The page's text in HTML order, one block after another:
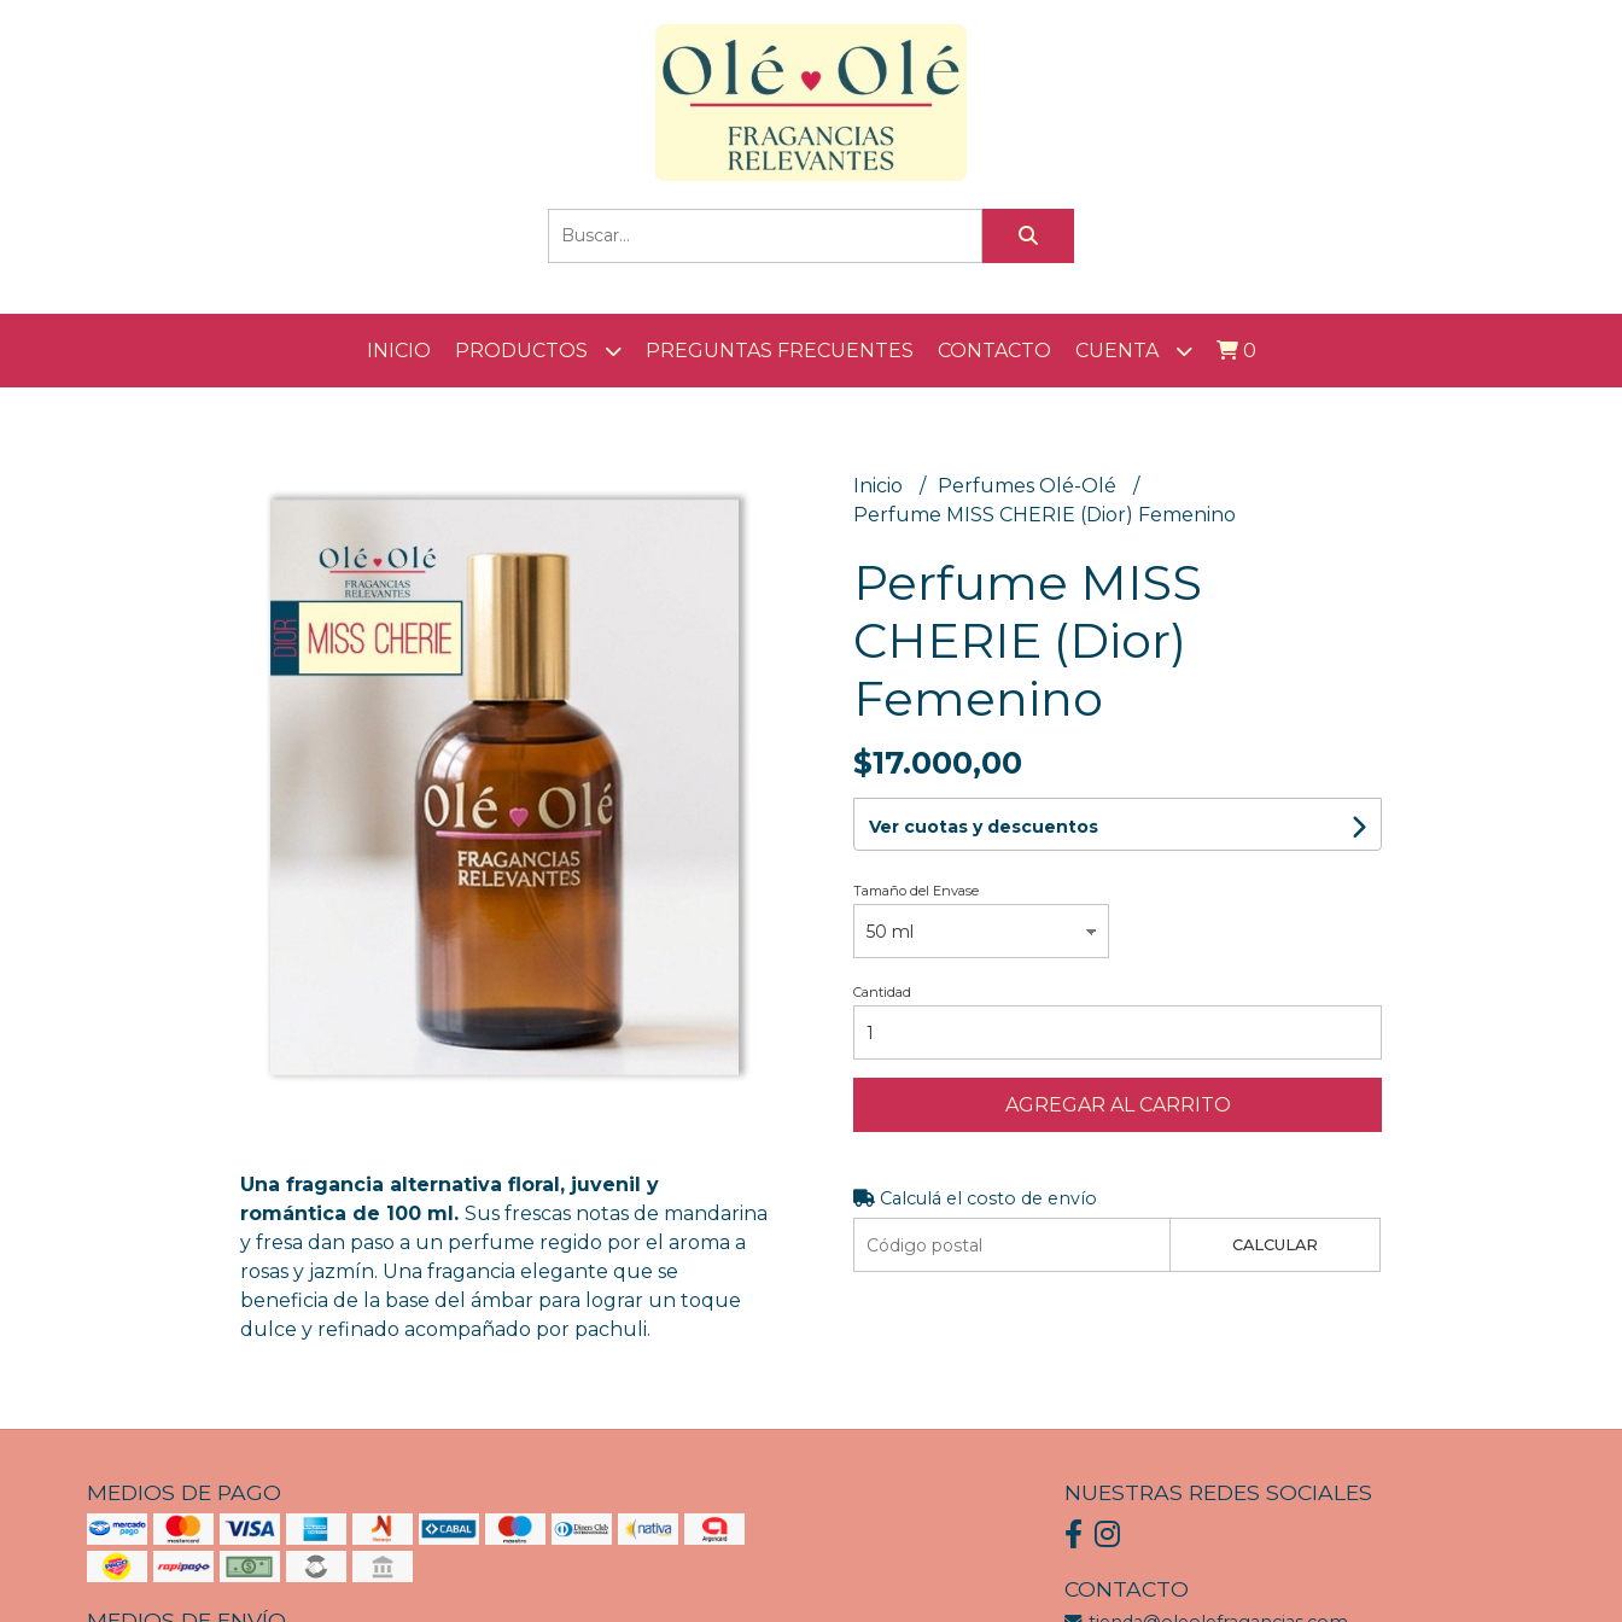
INICIO PRODUCTOS PREGUNTAS FRECUENTES CONTACTO CUENTA 0
Una fragancia alternativa floral, juvenil y
romántica de 100 ml. Sus frescas notas de mandarina
y fresa dan paso a un perfume regido por el aroma a
rosas y jazmín. Una fragancia elegante que se
beneficia de la base del ámbar para lograr un toque
dulce y refinado acompañado por pachuli.
Inicio
Perfumes Olé-Olé
Perfume MISS CHERIE (Dior) Femenino
Perfume MISS
CHERIE (Dior)
Femenino
$17.000,00
Ver cuotas y descuentos
Tamaño del Envase
Cantidad
AGREGAR AL CARRITO
Calculá el costo de envío
CALCULAR
MEDIOS DE PAGO NUESTRAS REDES SOCIALES
CONTACTO